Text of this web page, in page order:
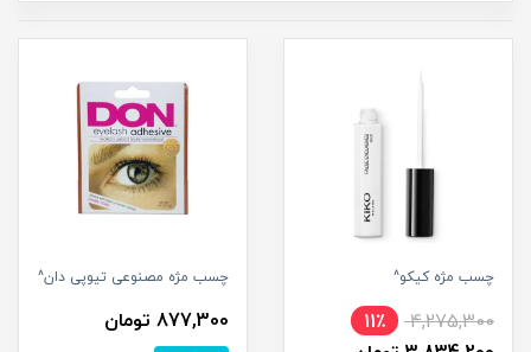
چسب مژه کیکو^
4,275,300
11٪
چسب مژه مصنوعی تیوپی دان^
877,300 تومان